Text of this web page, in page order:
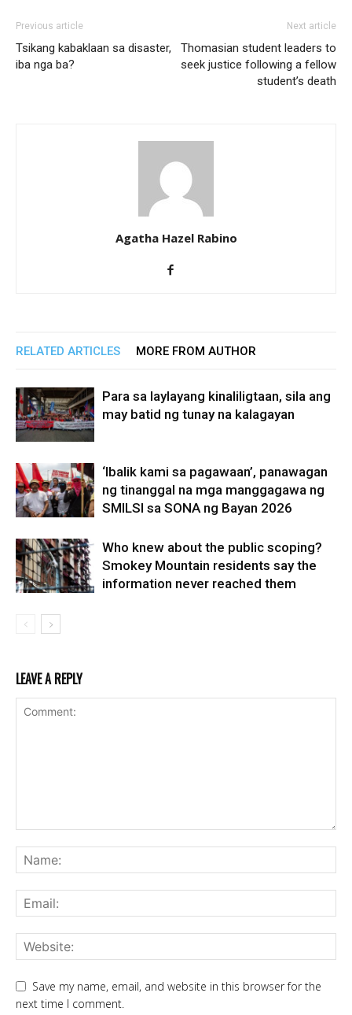
Previous article
Tsikang kabaklaan sa disaster,
iba nga ba?
Next article
Thomasian student leaders to
seek justice following a fellow
student’s death
Agatha Hazel Rabino
RELATED ARTICLES MORE FROM AUTHOR
Para sa laylayang kinaliligtaan, sila ang
may batid ng tunay na kalagayan
‘Ibalik kami sa pagawaan’, panawagan
ng tinanggal na mga manggagawa ng
SMILSI sa SONA ng Bayan 2026
Who knew about the public scoping?
Smokey Mountain residents say the
information never reached them
LEAVE A REPLY
Save my name, email, and website in this browser for the
next time I comment.